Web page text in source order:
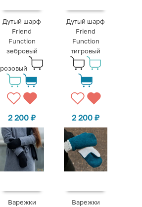
Дутый шарф
Friend
Function
зебровый
розовый
2 200₽
Дутый шарф
Friend
Function
тигровый
2 200₽
Варежки
Варежки